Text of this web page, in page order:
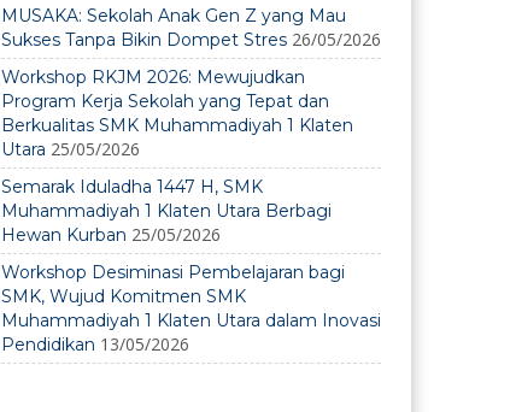
MUSAKA: Sekolah Anak Gen Z yang Mau
Sukses Tanpa Bikin Dompet Stres 26/05/2026
Workshop RKJM 2026: Mewujudkan
Program Kerja Sekolah yang Tepat dan
Berkualitas SMK Muhammadiyah 1 Klaten
Utara 25/05/2026
Semarak Iduladha 1447 H, SMK
Muhammadiyah 1 Klaten Utara Berbagi
Hewan Kurban 25/05/2026
Workshop Desiminasi Pembelajaran bagi
SMK, Wujud Komitmen SMK
Muhammadiyah 1 Klaten Utara dalam Inovasi
Pendidikan 13/05/2026